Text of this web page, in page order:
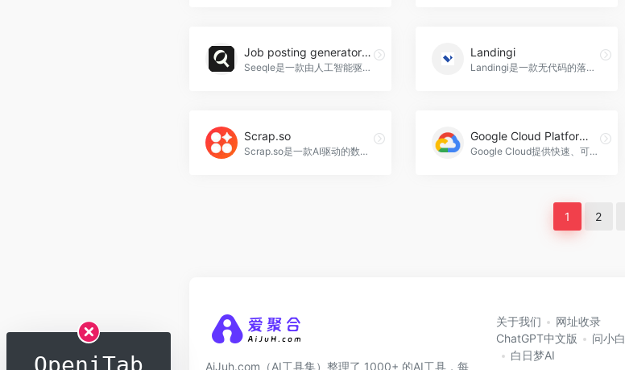
Job posting generator by AI
Seeqle是一款由人工智能驱动的招聘营销解决方案，帮助企业快速生成吸引人的招聘广告，提高招聘效率和成功率，Job posting generator by AI官网入口网址
Landingi
Landingi是一款无代码的落地页构建器和平台，专为数字营销人员设计。它提供了一个用户友好的界面和拖放式页面构建器，可以创建、发布和优化落地页、弹出窗口和销售漏斗。Landingi还提供了一系列功能，如微网站和OnePagers、移动页面、表单生成、智能部分、事件跟踪和A/B测试等，以帮助营销人员实现数据驱动的营销决策，Landingi官网入口网址
Scrap.so
Scrap.so是一款AI驱动的数据采集工具，可以帮助用户自动浏览网站并收集数据，节省时间和精力，Scrap.so官网入口网址
Google Cloud Platform AI Tools
Google Cloud提供快速、可扩展且易于使用的AI解决方案，包括AI平台、生成式AI、数据科学和负责任的AI。应用场景涵盖生成式AI、搜索和对话、文档摘要、机器学习和MLOPs、AutoML以及语音、文本和语言API。通过这些产品和解决方案，用户可以快速构建、训练、测试、部署和监控各种AI模型，从而实现数据洞察和智能应用，Google Cloud Platform AI Tools官网入口网址
1 2
AiJuh.com（AI工具集）整理了 1000+ 的AI工具，每
关于我们
网址收录
ChatGPT中文版
问小白
白日梦AI